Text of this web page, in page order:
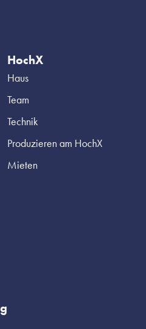
HochX
Haus
Team
Technik
Produzieren am HochX
Mieten